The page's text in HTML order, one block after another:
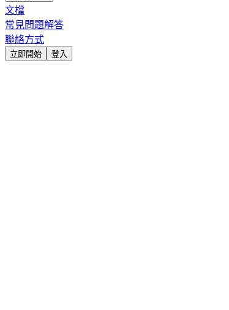
文檔
常見問題解答
聯絡方式
立即開始 登入